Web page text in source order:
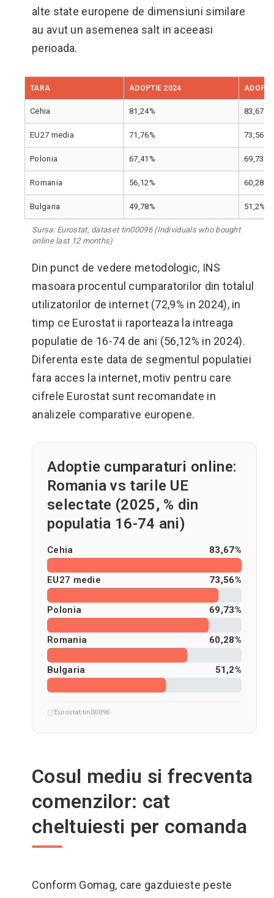
alte state europene de dimensiuni similare
au avut un asemenea salt in aceeasi
perioada.
TARA ADOPTIE 2024
Cehia 81,24% 83,67%
EU27 media 71,76% 73,56%
Polonia 67,41% 69,73%
Romania 56,12% 60,28%
Bulgaria 49,78% 51,2%
Sursa: Eurostat, dataset tin00096 (Individuals who bought
online last 12 months)
Din punct de vedere metodologic, INS
masoara procentul cumparatorilor din totalul
utilizatorilor de internet (72,9% in 2024), in
timp ce Eurostat ii raporteaza la intreaga
populatie de 16-74 de ani (56,12% in 2024).
Diferenta este data de segmentul populatiei
fara acces la internet, motiv pentru care
cifrele Eurostat sunt recomandate in
analizele comparative europene.
Adoptie cumparaturi online:
Romania vs tarile UE
selectate (2025, % din
populatia 16-74 ani)
Cehia 83,67%
EU27 medie 73,56%
Polonia 69,73%
Romania 60,28%
Bulgaria 51,2%
Eurostat tin00096
Cosul mediu si frecventa
comenzilor: cat
cheltuiesti per comanda
Conform Gomag, care gazduieste peste